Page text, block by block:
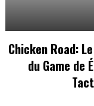
Chicken Road:
du Game de